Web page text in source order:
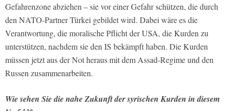
Gefahrenzone abziehen – sie vor einer Gefahr schützen, die durch
den NATO-Partner Türkei gebildet wird. Dabei wäre es die
Verantwortung, die moralische Pflicht der USA, die Kurden zu
unterstützen, nachdem sie den IS bekämpft haben. Die Kurden
müssen jetzt aus der Not heraus mit dem Assad-Regime und den
Russen zusammenarbeiten.
Wie sehen Sie die nahe Zukunft der syrischen Kurden in diesem